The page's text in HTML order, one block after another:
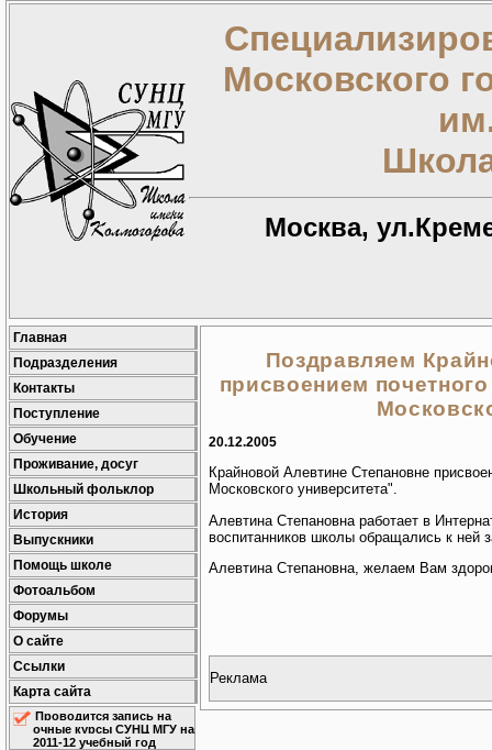
Московского
Москва,
Главная
Подразделения
Контакты
Поступление
Обучение
Проживание, досуг
Школьный фольклор
История
Выпускники
Помощь школе
Фотоальбом
Форумы
О сайте
Ссылки
Карта сайта
Проводится запись на
очные курсы СУНЦ МГУ на
2011-12 учебный год
Поздравляем
присвоением
20.12.2005
Крайновой Алевтине Степановне
Московского университета".
Алевтина Степановна работает в
воспитанников школы обращались к ней
Алевтина Степановна, желаем Вам
Реклама